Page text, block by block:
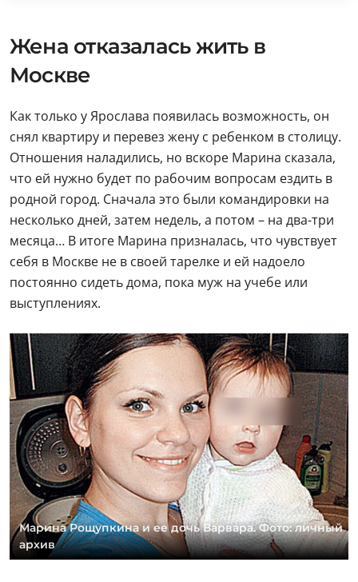
Жена отказалась жить в
Москве
Как только у Ярослава появилась возможность, он
снял квартиру и перевез жену с ребенком в столицу.
Отношения наладились, но вскоре Марина сказала,
что ей нужно будет по рабочим вопросам ездить в
родной город. Сначала это были командировки на
несколько дней, затем недель, а потом – на два-три
месяца… В итоге Марина призналась, что чувствует
себя в Москве не в своей тарелке и ей надоело
постоянно сидеть дома, пока муж на учебе или
выступлениях.
Марина Рощупкина и ее дочь Варвара. Фото: личный
архив